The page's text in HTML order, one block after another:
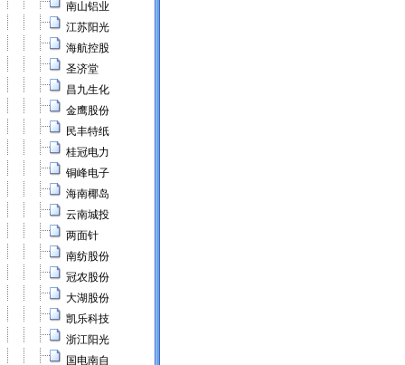
南山铝业
江苏阳光
海航控股
圣济堂
昌九生化
金鹰股份
民丰特纸
桂冠电力
铜峰电子
海南椰岛
云南城投
两面针
南纺股份
冠农股份
大湖股份
凯乐科技
浙江阳光
国电南自